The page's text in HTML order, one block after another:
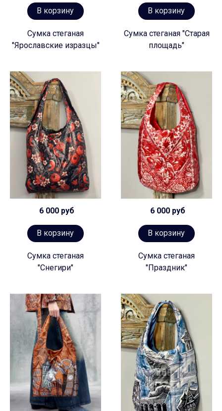
В корзину
Сумка стеганая
"Ярославские изразцы"
В корзину
Сумка стеганая "Старая
площадь"
6 000 руб
В корзину
Сумка стеганая
"Снегири"
6 000 руб
В корзину
Сумка стеганая
"Праздник"